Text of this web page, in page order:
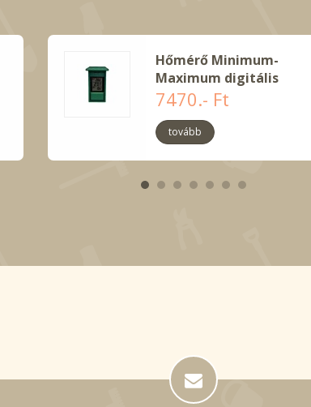
Hőmérő Minimum-
Maximum digitális
7470.- Ft
tovább